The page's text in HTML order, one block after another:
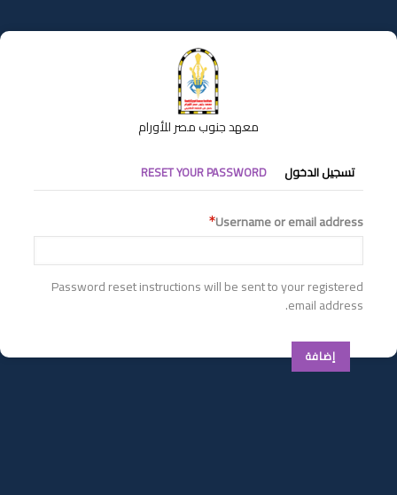
إلى
المحتوى
معهد جنوب مصر للأورام
التبويبات
الأساسية
تسجيل الدخول RESET YOUR PASSWORD
Username or email address
Password reset instructions will be sent to your registered
email address.